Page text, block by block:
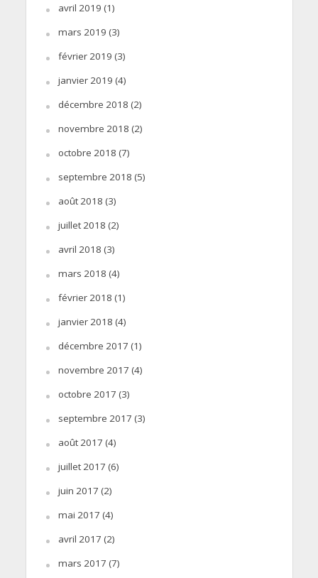
avril 2019 (1)
mars 2019 (3)
février 2019 (3)
janvier 2019 (4)
décembre 2018 (2)
novembre 2018 (2)
octobre 2018 (7)
septembre 2018 (5)
août 2018 (3)
juillet 2018 (2)
avril 2018 (3)
mars 2018 (4)
février 2018 (1)
janvier 2018 (4)
décembre 2017 (1)
novembre 2017 (4)
octobre 2017 (3)
septembre 2017 (3)
août 2017 (4)
juillet 2017 (6)
juin 2017 (2)
mai 2017 (4)
avril 2017 (2)
mars 2017 (7)